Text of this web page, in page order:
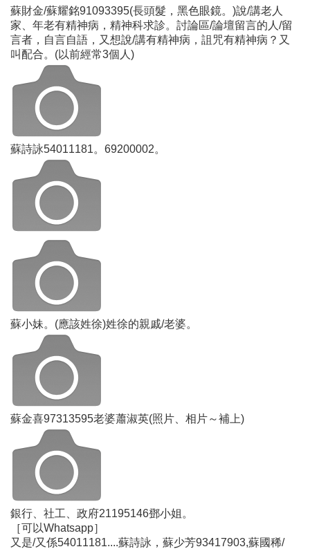
蘇財金/蘇耀銘91093395(長頭髮，黑色眼鏡。)說/講老人
家、年老有精神病，精神科求診。討論區/論壇留言的人/留
言者，自言自語，又想說/講有精神病，詛咒有精神病？又
叫配合。(以前經常3個人)
蘇詩詠54011181。69200002。
蘇小妹。(應該姓徐)姓徐的親戚/老婆。
蘇金喜97313595老婆蕭淑英(照片、相片～補上)
銀行、社工、政府21195146鄧小姐。
［可以Whatsapp］
又是/又係54011181....蘇詩詠，蘇少芳93417903,蘇國稀/